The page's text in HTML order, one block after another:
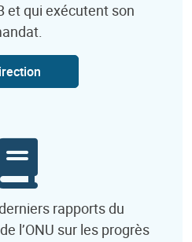
et qui exécutent son
rapports du
l’ONU sur les progrès